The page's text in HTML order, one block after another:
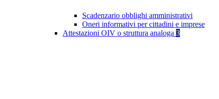
Scadenzario obblighi amministrativi
Oneri informativi per cittadini e imprese
Attestazioni OIV o struttura analoga 3